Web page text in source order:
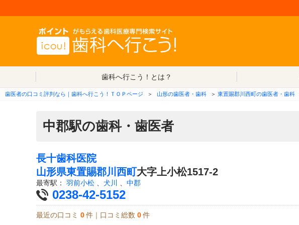
歯科へ行こう！とは？
歯医者の口コミ評判なら｜歯科へ行こう！ＴＯＰページ ＞ 山形の歯医者・歯科 ＞ 東置賜郡川西町の歯医者・歯科
中郡駅の歯科・歯医者
長十歯科医院
山形県東置賜郡川西町大字上小松1517-2
最寄駅： 羽前小松 犬川 中郡
0238-42-5152
最近の口コミ 0 件｜口コミ総数 0 件